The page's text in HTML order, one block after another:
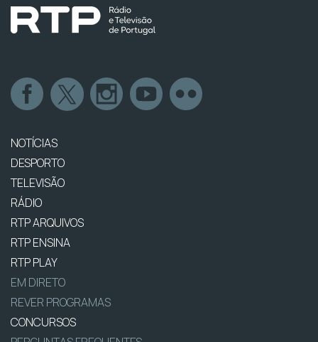
NOTÍCIAS
DESPORTO
TELEVISÃO
RÁDIO
RTP ARQUIVOS
RTP ENSINA
RTP PLAY
EM DIRETO
REVER PROGRAMAS
CONCURSOS